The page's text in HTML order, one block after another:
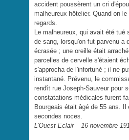
accident poussèrent un cri
malheureux hôtelier. Quand on
regards.
Le malheureux, qui avait été
de sang, lorsqu'on fut parvenu a
écrasée ; une oreille était
parcelles de cervelle s'étaient
s'approcha de l'infortuné ; il ne
instantané. Prévenu, le
rendît rue Joseph-Sauveur pour
constatations médicales furent
Bourgeais était âgé de 55 ans.
secondes noces.
L'Ouest-Eclair – 16 novembre